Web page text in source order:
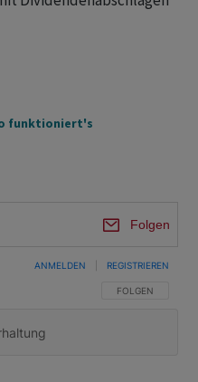
funktioniert's
Folgen
FOLGE DIESER
FOLGEN
ANMELDEN REGISTRIEREN